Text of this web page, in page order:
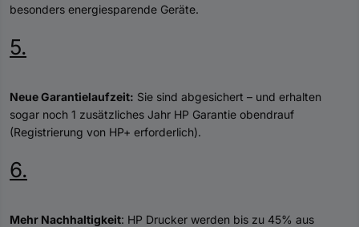
besonders energiesparende Geräte.
5.
Neue Garantielaufzeit: Sie sind abgesichert – und erhalten
sogar noch 1 zusätzliches Jahr HP Garantie obendrauf
(Registrierung von HP+ erforderlich).
6.
Mehr Nachhaltigkeit: HP Drucker werden bis zu 45% aus